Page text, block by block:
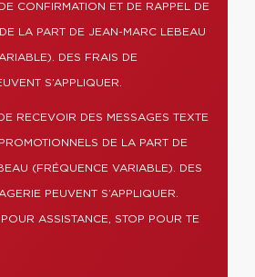
CONFIRMATION ET DE RAPPEL DE
LA PART DE JEAN-MARC LEBEAU
DES FRAIS DE
S’APPLIQUER.
RECEVOIR DES MESSAGES TEXTE
DE LA PART DE
(FRÉQUENCE VARIABLE). DES
PEUVENT S’APPLIQUER.
ASSISTANCE, STOP POUR TE